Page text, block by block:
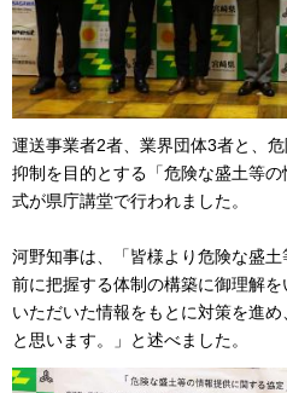
運送事業者2者、業界団体3者と、
抑制を目的とする「危険な盛土等
式が県庁講堂で行われました。
河野知事は、「皆様より危険な盛
前に把握する体制の構築に御理解を
いただいた情報をもとに対策を進
と思います。」と述べました。